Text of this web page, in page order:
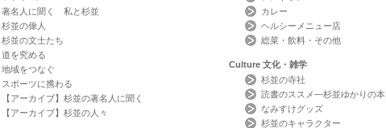
著名人に聞く 私と杉並
杉並の偉人
杉並の文士たち
道を究める
地域をつなぐ
スポーツに携わる
【アーカイブ】杉並の著名人に聞く
【アーカイブ】杉並の人々
カレー
ヘルシーメニュー店
総菜・飲料・その他
Culture 文化・雑学
杉並の寺社
読書のススメ―杉並ゆかりの本
なみすけグッズ
杉並のキャラクター